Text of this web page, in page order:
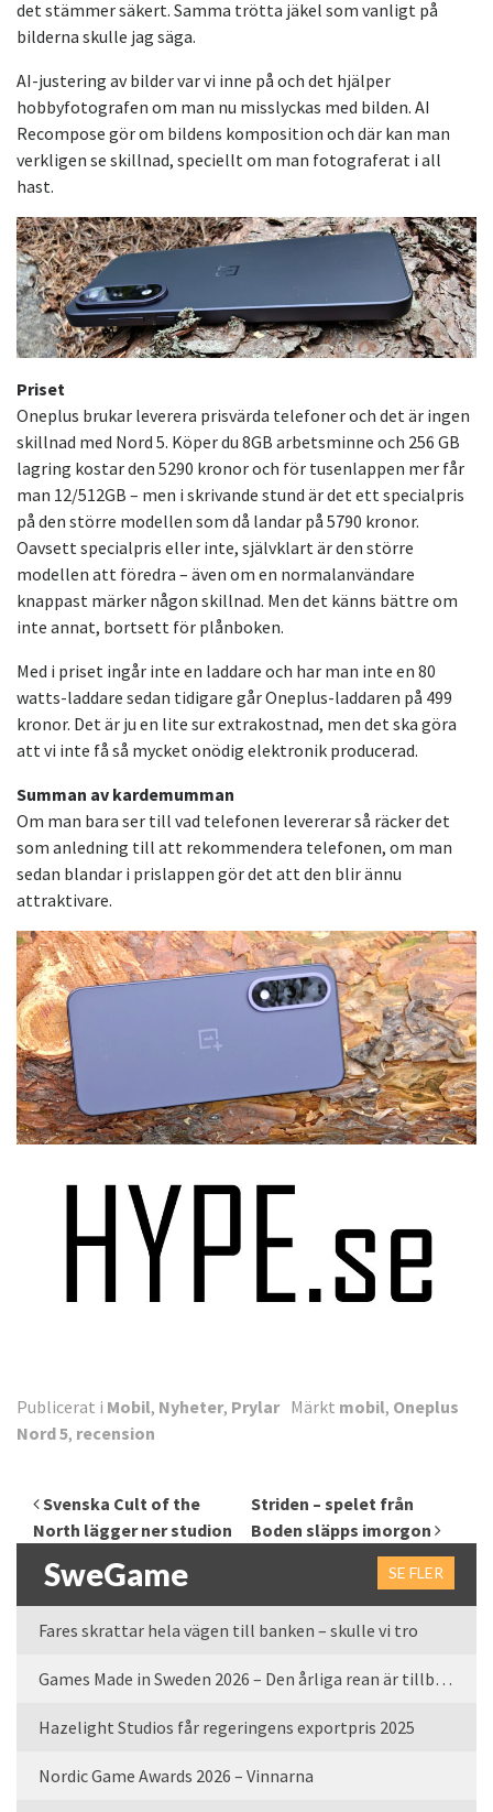
det stämmer säkert. Samma trötta jäkel som vanligt på
bilderna skulle jag säga.
AI-justering av bilder var vi inne på och det hjälper
hobbyfotografen om man nu misslyckas med bilden. AI
Recompose gör om bildens komposition och där kan man
verkligen se skillnad, speciellt om man fotograferat i all
hast.
Priset
Oneplus brukar leverera prisvärda telefoner och det är ingen
skillnad med Nord 5. Köper du 8GB arbetsminne och 256 GB
lagring kostar den 5290 kronor och för tusenlappen mer får
man 12/512GB – men i skrivande stund är det ett specialpris
på den större modellen som då landar på 5790 kronor.
Oavsett specialpris eller inte, självklart är den större
modellen att föredra – även om en normalanvändare
knappast märker någon skillnad. Men det känns bättre om
inte annat, bortsett för plånboken.
Med i priset ingår inte en laddare och har man inte en 80
watts-laddare sedan tidigare går Oneplus-laddaren på 499
kronor. Det är ju en lite sur extrakostnad, men det ska göra
att vi inte få så mycket onödig elektronik producerad.
Summan av kardemumman
Om man bara ser till vad telefonen levererar så räcker det
som anledning till att rekommendera telefonen, om man
sedan blandar i prislappen gör det att den blir ännu
attraktivare.
Publicerat i Mobil, Nyheter, Prylar Märkt mobil, Oneplus
Nord 5, recension
Inläggsnavigering
Svenska Cult of the
North lägger ner studion
Striden – spelet från
Boden släpps imorgon
SweGame SE FLER
Fares skrattar hela vägen till banken – skulle vi tro
Games Made in Sweden 2026 – Den årliga rean är tillbaka
Hazelight Studios får regeringens exportpris 2025
Nordic Game Awards 2026 – Vinnarna